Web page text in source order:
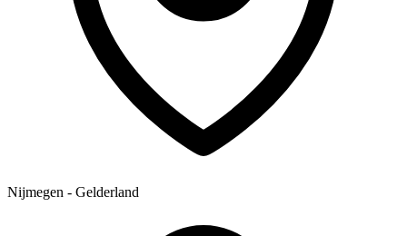
Nijmegen - Gelderland